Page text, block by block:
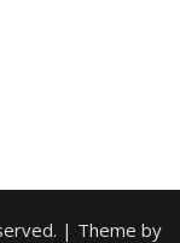
| Theme by